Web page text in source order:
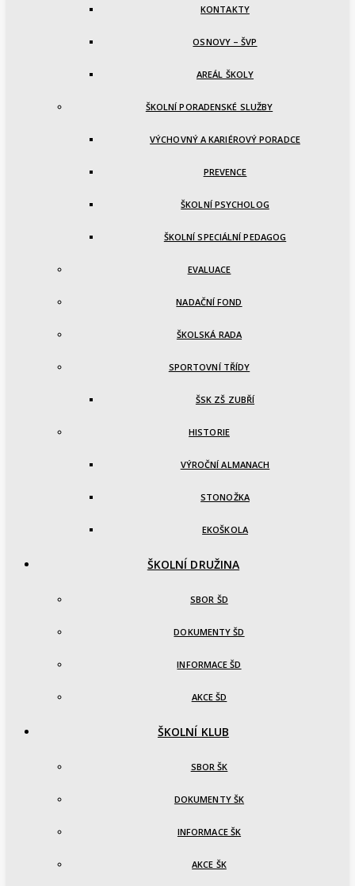
KONTAKTY
OSNOVY – ŠVP
AREÁL ŠKOLY
ŠKOLNÍ PORADENSKÉ SLUŽBY
VÝCHOVNÝ A KARIÉROVÝ PORADCE
PREVENCE
ŠKOLNÍ PSYCHOLOG
ŠKOLNÍ SPECIÁLNÍ PEDAGOG
EVALUACE
NADAČNÍ FOND
ŠKOLSKÁ RADA
SPORTOVNÍ TŘÍDY
ŠSK ZŠ ZUBŘÍ
HISTORIE
VÝROČNÍ ALMANACH
STONOŽKA
EKOŠKOLA
ŠKOLNÍ DRUŽINA
SBOR ŠD
DOKUMENTY ŠD
INFORMACE ŠD
AKCE ŠD
ŠKOLNÍ KLUB
SBOR ŠK
DOKUMENTY ŠK
INFORMACE ŠK
AKCE ŠK